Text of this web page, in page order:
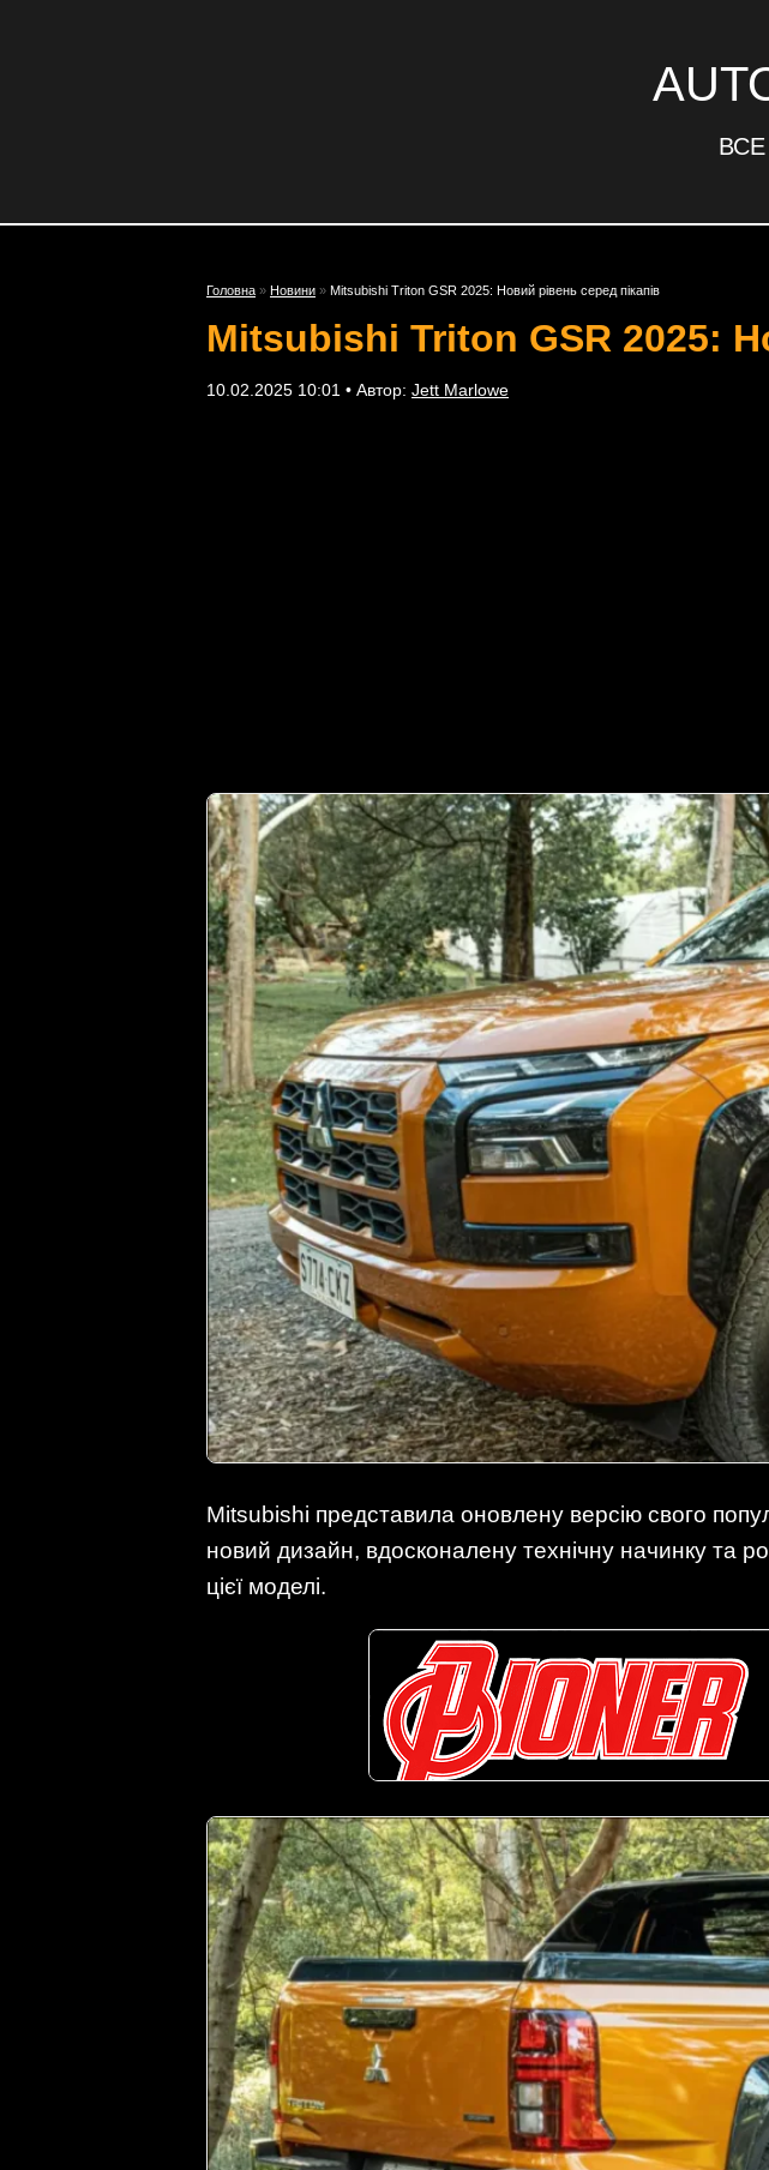
Головна » Новини » Mitsubishi Triton GSR 2025: Новий рівень серед пікапів
Mitsubishi Triton GSR 2025:
10.02.2025 10:01 • Автор: Jett Marlowe
Mitsubishi представила оновлену версію свого
новий дизайн, вдосконалену технічну начинку та
цієї моделі.